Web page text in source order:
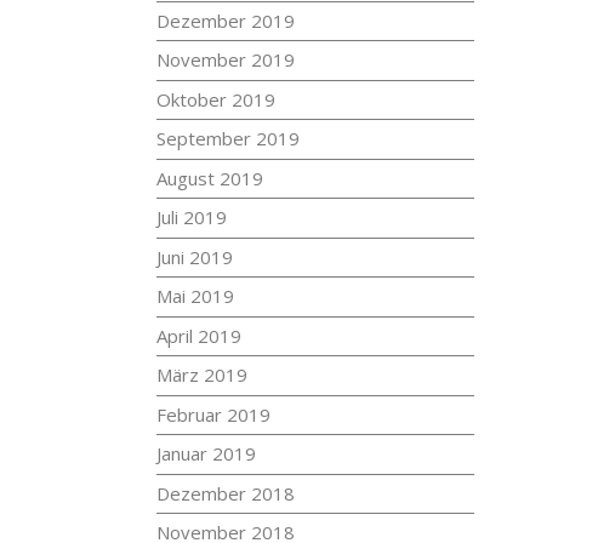
Dezember 2019
November 2019
Oktober 2019
September 2019
August 2019
Juli 2019
Juni 2019
Mai 2019
April 2019
März 2019
Februar 2019
Januar 2019
Dezember 2018
November 2018